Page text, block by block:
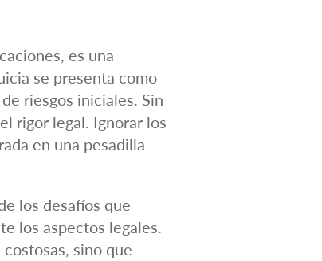
es una
se presenta como
riesgos iniciales. Sin
rigor legal. Ignorar los
en una pesadilla
los desafíos que
los aspectos legales.
sino que